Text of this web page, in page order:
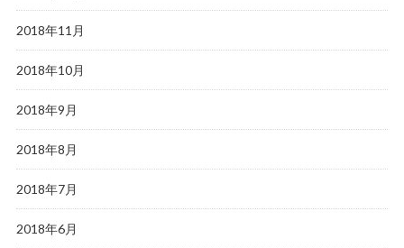
2018年11月
2018年10月
2018年9月
2018年8月
2018年7月
2018年6月